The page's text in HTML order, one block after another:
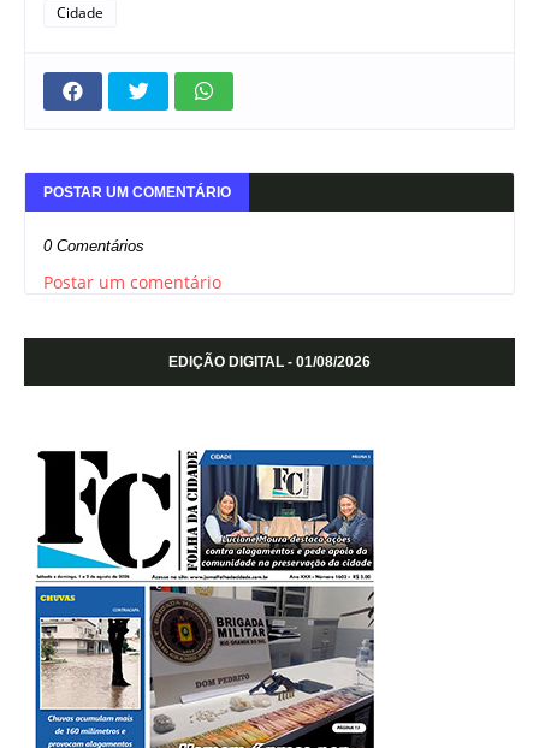
Cidade
POSTAR UM COMENTÁRIO
0 Comentários
Postar um comentário
EDIÇÃO DIGITAL - 01/08/2026